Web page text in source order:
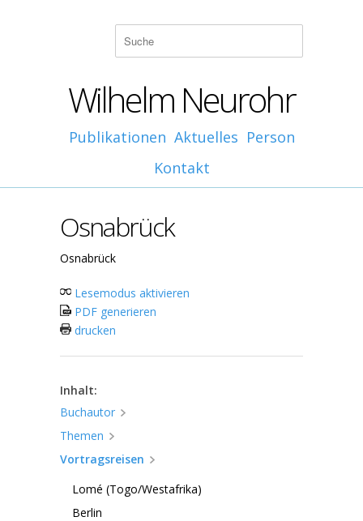
Wilhelm Neurohr
Publikationen Aktuelles Person
Kontakt
Osnabrück
Osnabrück
Lesemodus aktivieren
PDF generieren
drucken
Inhalt:
Buchautor
Themen
Vortragsreisen
Lomé (Togo/Westafrika)
Berlin